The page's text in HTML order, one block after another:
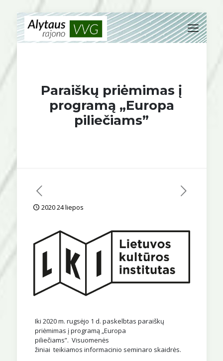
Paraiškų priėmimas į
programą „Europa
piliečiams”
2020 24 liepos
Iki 2020 m. rugsėjo 1 d. paskelbtas paraiškų
priėmimas į programą „Europa
piliečiams”. Visuomenės
žiniai teikiamos informacinio seminaro skaidrės.